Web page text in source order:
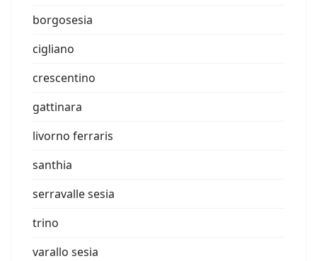
borgosesia
cigliano
crescentino
gattinara
livorno ferraris
santhia
serravalle sesia
trino
varallo sesia